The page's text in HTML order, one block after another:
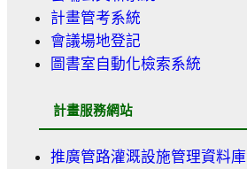
計畫管考系統
會議場地登記
圖書室自動化檢索系統
計畫服務網站
推廣管路灌溉設施管理資料庫